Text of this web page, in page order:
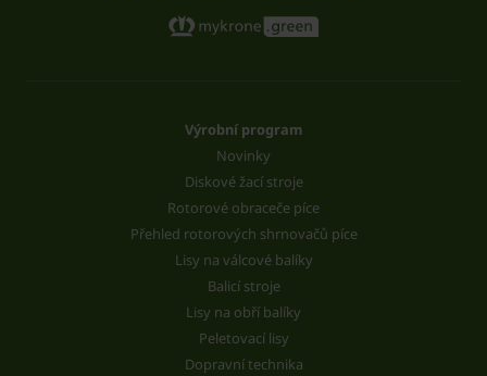
Výrobní program
Novinky
Diskové žací stroje
Rotorové obraceče píce
Přehled rotorových shrnovačů píce
Lisy na válcové balíky
Balicí stroje
Lisy na obří balíky
Peletovací lisy
Dopravní technika